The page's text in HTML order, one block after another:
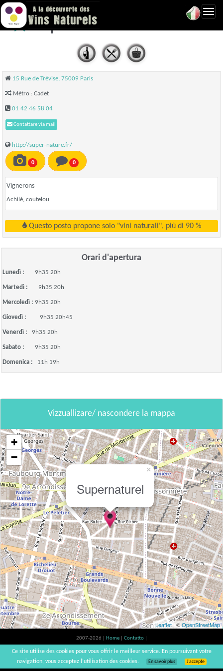
Supernaturel - Paris 09
15 Rue de Trévise, 75009 Paris
Métro : Cadet
01 42 46 58 04
Contattare via mail
http://super-nature.fr/
0 0
Vignerons
Achilé, coutelou
Questo posto propone solo "vini naturali", più di 90 %
Orari d'apertura
Lunedì : 9h35 20h
Martedì : 9h35 20h
Mercoledì : 9h35 20h
Giovedì : 9h35 20h45
Venerdì : 9h35 20h
Sabato : 9h35 20h
Domenica : 11h 19h
Vizzuallizare/ nascondere la mappa
Supernaturel
×
+
−
Leaflet | ©OpenStreetMap
2007-2026 | Home Contatto
L'abuso d'alcool è pericoloso per la salute, a consumare con moderazione. |
vinsnaturels | v3.12
Ce site utilise des cookies pour vous offrir le meilleur service. En poursuivant votre
navigation, vous acceptez l’utilisation des cookies.
En savoir plus J’accepte